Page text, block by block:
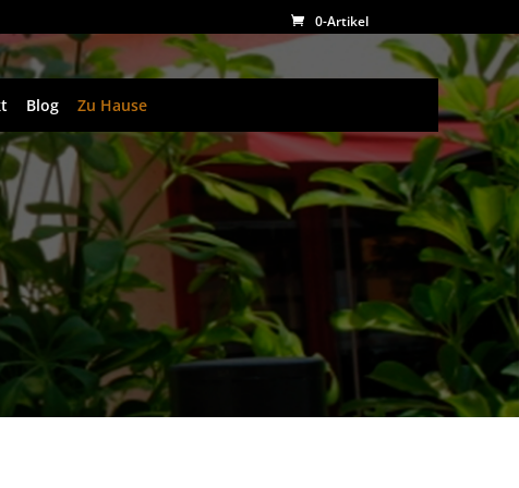
0-Artikel
Blog Zu Hause